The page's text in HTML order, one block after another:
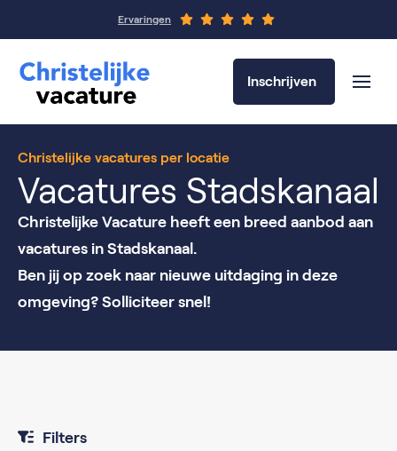
Ervaringen
Inschrijven
Christelijke vacatures per locatie
Vacatures Stadskanaal
Christelijke Vacature heeft een breed aanbod aan
vacatures in Stadskanaal.
Ben jij op zoek naar nieuwe uitdaging in deze
omgeving? Solliciteer snel!
Filters